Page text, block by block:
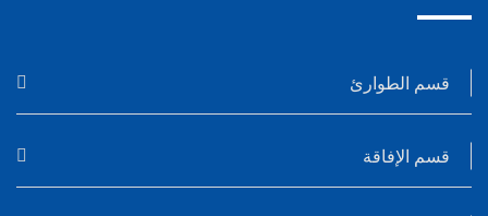
قسم الطوارئ
قسم الإفاقة